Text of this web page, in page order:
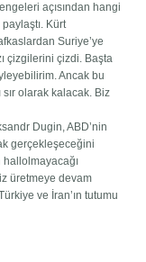
açısından hangi
paylaştı. Kürt
Suriye’ye
çizgilerini çizdi. Başta
Ancak bu
olarak kalacak. Biz
Dugin, ABD’nin
gerçekleşeceğini
hallolmayacağı
üretmeye devam
ve İran’ın tutumu